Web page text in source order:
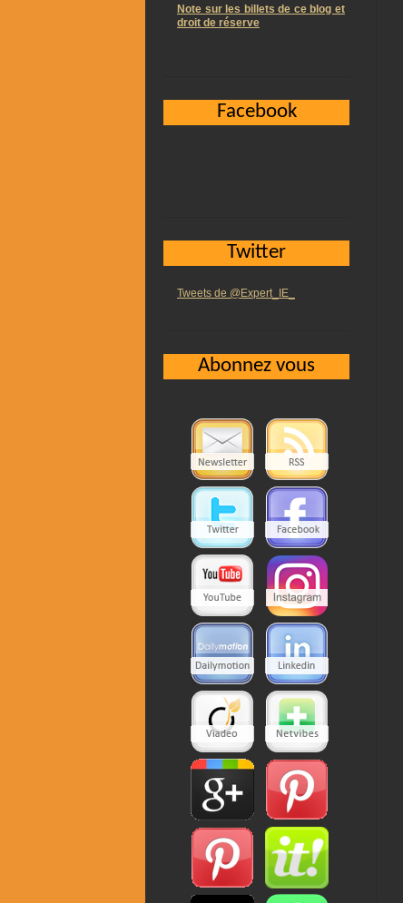
Note sur les billets de ce blog et
droit de réserve
Facebook
Twitter
Tweets de @Expert_IE_
Abonnez vous